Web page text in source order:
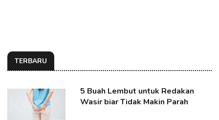
TERBARU
5 Buah Lembut untuk Redakan
Wasir biar Tidak Makin Parah